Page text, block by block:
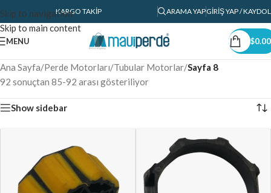
Skip to navigation
Skip to main content
KARGO TAKIP ARAMA YAPGIRIŞ YAP / KAYDOL
MENU $0.00
Ana Sayfa/Perde Motorları/Tubular Motorlar/Sayfa 8
92 sonuçtan 85-92 arası gösteriliyor
Show sidebar